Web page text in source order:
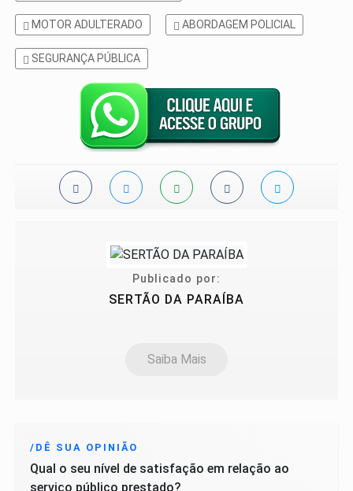
MOTOR ADULTERADO ABORDAGEM POLICIAL
SEGURANÇA PÚBLICA
Publicado por:
SERTÃO DA PARAÍBA
Saiba Mais
/DÊ SUA OPINIÃO
Qual o seu nível de satisfação em relação ao
serviço público prestado?